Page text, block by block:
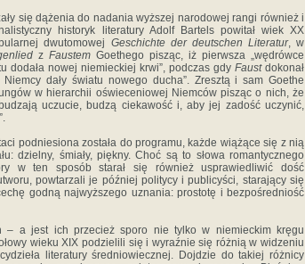
się dążenia do nadania wyższej narodowej rangi również i
historyk literatury Adolf Bartels powitał wiek XX
dwutomowej Geschichte der deutschen Literatur, w
z Faustem Goethego pisząc, iż pierwsza „wędrówce
dodała nowej niemieckiej krwi”, podczas gdy Faustdokonał
dały światu nowego ducha”. Zresztą i sam Goethe
w hierarchii oświeceniowej Niemców pisząc o nich, że
uczucie, budzą ciekawość i, aby jej zadość uczynić,
podniesiona została do programu, każde wiążące się z nią
dzielny, śmiały, piękny. Choć są to słowa romantycznego
w ten sposób starał się również usprawiedliwić dość
powtarzali je później politycy i publicyści, starający się
godną najwyższego uznania: prostotę i bezpośredniość
– a jest ich przecież sporo nie tylko w niemieckim kręgu
wieku XIX podzielili się i wyraźnie się różnią w widzeniu
literatury średniowiecznej. Dojdzie do takiej różnicy